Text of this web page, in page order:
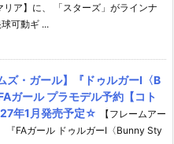
リア】に、 「スターズ」がラインナ
可動ギ ...
ズ・ガール】『ドゥルガーI〈B
ガール プラモデル予約【コト
年1月発売予定☆
【フレームアー
『FAガール ドゥルガーI〈Bunny Sty